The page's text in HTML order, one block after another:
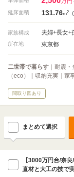
延床面積 131.76m2 (
家族構成 夫婦+長女+
所在地 東京都
二世帯で暮らす ｜耐震
（eco）｜収納充実｜
間取り図あり
まとめて選択
【3000万円台/奈
直材と大工の技で